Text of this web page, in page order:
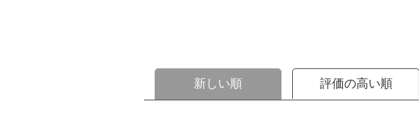
新しい順 評価の高い順